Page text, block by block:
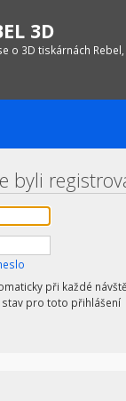
3D
o 3D tiskárnách
byli
při každé
stav pro toto přihlášení